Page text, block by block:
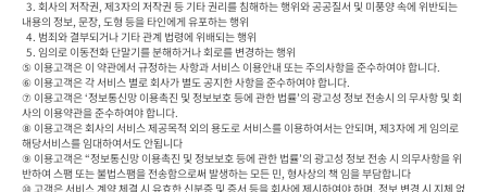
내용의 정보, 문장, 도형 등을 타인에게 유포하는 행위
⑤ 이용고객은 이 약관에서 규정하는 사항과 서비스 이용안내 또는 주의사항을 준수하여야 합니다.
⑥ 이용고객은 각 서비스 별로 회사가 별도 공지한 사항을 준수하여야 합니다.
⑦ 이용고객은 ‘정보통신망 이용촉진 및 정보보호 등에 관한 법률’의 광고성 정보 전송시 의 무사항 및 회
사의 이용약관을 준수하여야 합니다.
⑧ 이용고객은 회사의 서비스 제공목적 외의 용도로 서비스를 이용하여서는 안되며, 제3자에 게 임의로
해당서비스를 임대하여서도 안됩니다
⑨ 이용고객은 “정보통신망 이용촉진 및 정보보호 등에 관한 법률’의 광고성 정보 전송 시 의무사항을 위
반하여 스팸 또는 불법스팸을 전송함으로써 발생하는 모든 민, 형사상의 책 임을 부담합니다
⑩ 고객은 서비스 계약 체결 시 유효한 신분증 및 증서 등을 회사에 제시하여야 하며, 정보 변경 시 지체 없